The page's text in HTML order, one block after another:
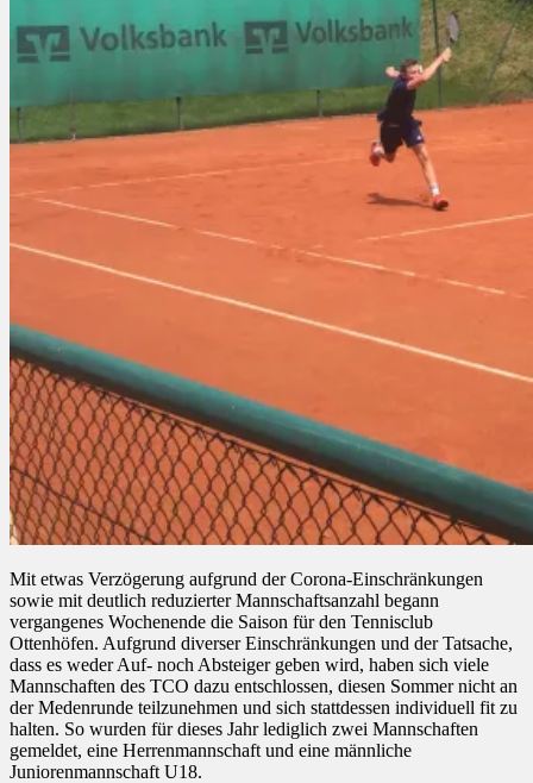
Mit etwas Verzögerung aufgrund der Corona-Einschränkungen
sowie mit deutlich reduzierter Mannschaftsanzahl begann
vergangenes Wochenende die Saison für den Tennisclub
Ottenhöfen. Aufgrund diverser Einschränkungen und der Tatsache,
dass es weder Auf- noch Absteiger geben wird, haben sich viele
Mannschaften des TCO dazu entschlossen, diesen Sommer nicht an
der Medenrunde teilzunehmen und sich stattdessen individuell fit zu
halten. So wurden für dieses Jahr lediglich zwei Mannschaften
gemeldet, eine Herrenmannschaft und eine männliche
Juniorenmannschaft U18.